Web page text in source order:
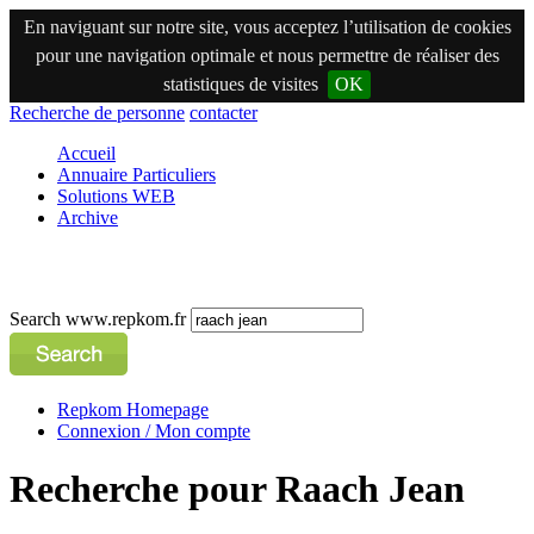
En naviguant sur notre site, vous acceptez l’utilisation de cookies
pour une navigation optimale et nous permettre de réaliser des
statistiques de visites
OK
Recherche de personne contacter
Accueil
Annuaire Particuliers
Solutions WEB
Archive
Search www.repkom.fr
Repkom Homepage
Connexion / Mon compte
Recherche pour Raach Jean